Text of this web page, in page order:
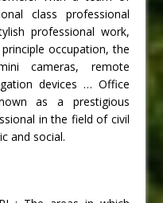
class professional
professional work,
occupation, the
cameras, remote
devices … Office
as a prestigious
in the field of civil
and social.